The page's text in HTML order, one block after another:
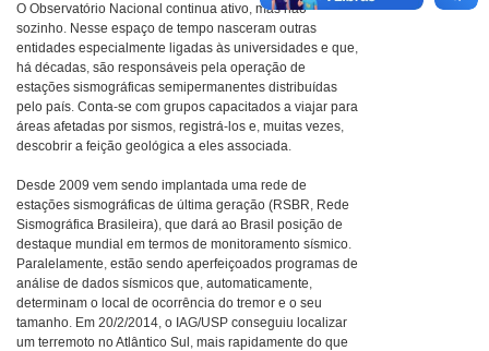
O Observatório Nacional continua ativo, mas não
sozinho. Nesse espaço de tempo nasceram outras
entidades especialmente ligadas às universidades e que,
há décadas, são responsáveis pela operação de
estações sismográficas semipermanentes distribuídas
pelo país. Conta-se com grupos capacitados a viajar para
áreas afetadas por sismos, registrá-los e, muitas vezes,
descobrir a feição geológica a eles associada.
Desde 2009 vem sendo implantada uma rede de
estações sismográficas de última geração (RSBR, Rede
Sismográfica Brasileira), que dará ao Brasil posição de
destaque mundial em termos de monitoramento sísmico.
Paralelamente, estão sendo aperfeiçoados programas de
análise de dados sísmicos que, automaticamente,
determinam o local de ocorrência do tremor e o seu
tamanho. Em 20/2/2014, o IAG/USP conseguiu localizar
um terremoto no Atlântico Sul, mais rapidamente do que